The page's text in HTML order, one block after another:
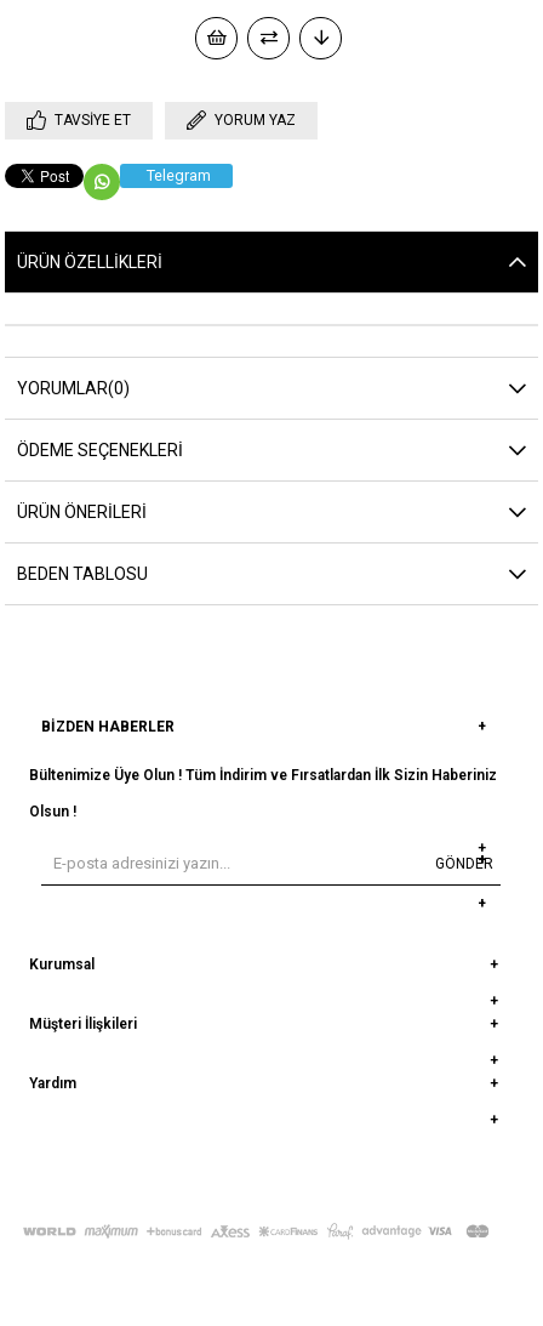
TAVSIYE ET YORUM YAZ
Telegram
ÜRÜN ÖZELLIKLERI
YORUMLAR(0)
ÖDEME SEÇENEKLERI
ÜRÜN ÖNERILERI
BEDEN TABLOSU
BIZDEN HABERLER
Bültenimize Üye Olun ! Tüm İndirim ve Fırsatlardan İlk Sizin Haberiniz
Olsun !
GÖNDER
Kurumsal
Müşteri İlişkileri
Yardım